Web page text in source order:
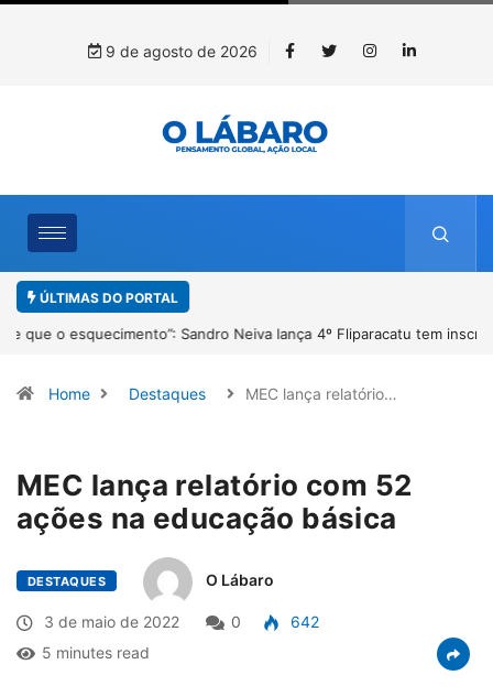
9 de agosto de 2026
ÚLTIMAS DO PORTAL
4º Fliparacatu tem inscrições abertas para o Prêmio de Redação e
Home Destaques MEC lança relatório…
MEC lança relatório com 52
ações na educação básica
DESTAQUES O Lábaro
3 de maio de 2022 0
642
5 minutes read